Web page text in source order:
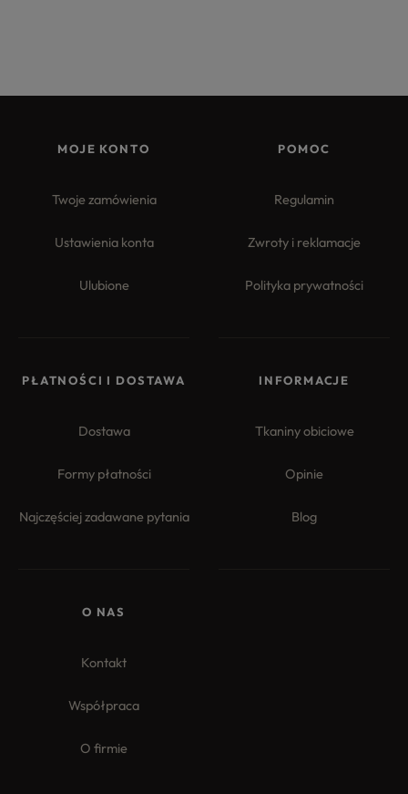
MOJE KONTO
Twoje zamówienia
Ustawienia konta
Ulubione
POMOC
Regulamin
Zwroty i reklamacje
Polityka prywatności
PŁATNOŚCI I DOSTAWA
Dostawa
Formy płatności
Najczęściej zadawane pytania
INFORMACJE
Tkaniny obiciowe
Opinie
Blog
O NAS
Kontakt
Współpraca
O firmie